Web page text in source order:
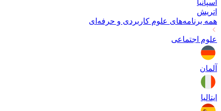
اسپانیا
اتریش
همه برنامه‌های علوم کاربردی و حرفه‌ای
علوم اجتماعی
آلمان
ایتالیا